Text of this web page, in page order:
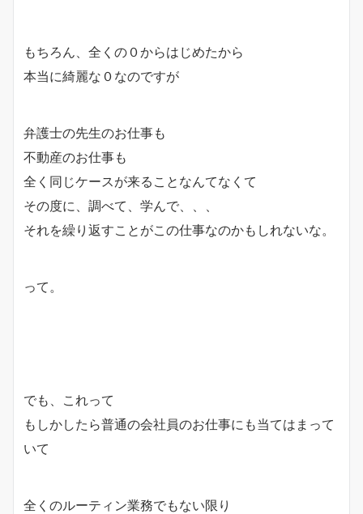
もちろん、全くの０からはじめたから
本当に綺麗な０なのですが
弁護士の先生のお仕事も
不動産のお仕事も
全く同じケースが来ることなんてなくて
その度に、調べて、学んで、、、
それを繰り返すことがこの仕事なのかもしれないな。
って。
でも、これって
もしかしたら普通の会社員のお仕事にも当てはまって
いて
全くのルーティン業務でもない限り